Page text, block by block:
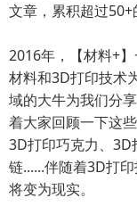
文章，累积超过50+
2016年，【材料+
材料和3D打印技术
域的大牛为我们分
着大家回顾一下这些
3D打印巧克力、
链......伴随着3D打
将变为现实。